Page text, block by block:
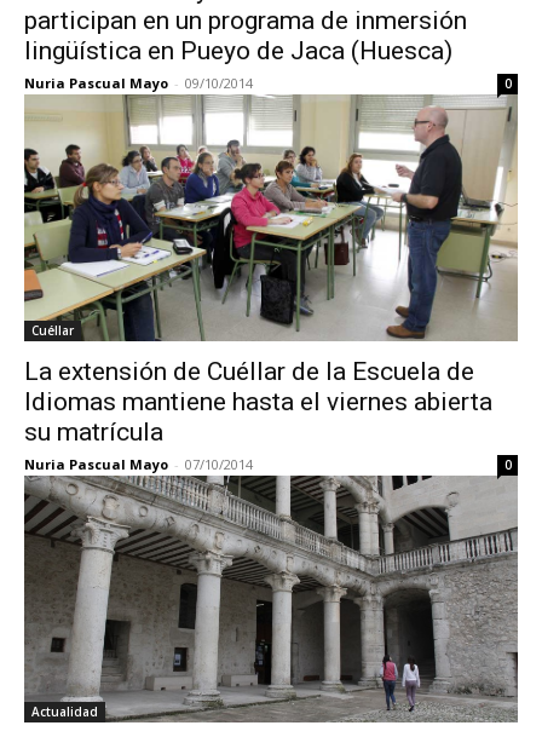
participan en un programa de inmersión
lingüística en Pueyo de Jaca (Huesca)
Nuria Pascual Mayo - 09/10/2014 0
Cuéllar
La extensión de Cuéllar de la Escuela de
Idiomas mantiene hasta el viernes abierta
su matrícula
Nuria Pascual Mayo - 07/10/2014 0
Actualidad